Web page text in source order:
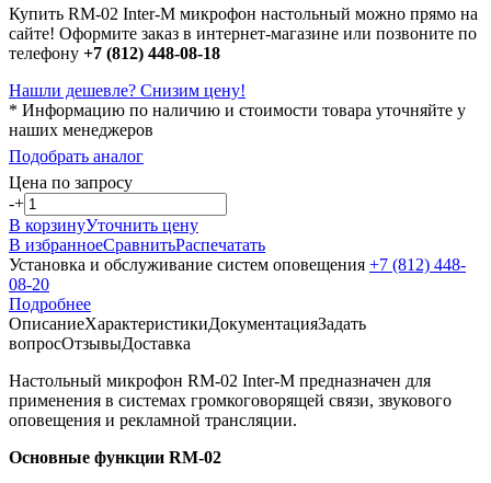
Купить RM-02 Inter-M микрофон настольный можно прямо на
сайте! Оформите заказ в интернет-магазине или позвоните по
телефону +7 (812) 448-08-18
Нашли дешевле? Снизим цену!
* Информацию по наличию и стоимости товара уточняйте у
наших менеджеров
Подобрать аналог
Цена по запросу
-+
В корзинуУточнить цену
В избранноеСравнитьРаспечатать
Установка и обслуживание систем оповещения +7 (812) 448-
08-20
Подробнее
ОписаниеХарактеристикиДокументацияЗадать
вопросОтзывыДоставка
Настольный микрофон RM-02 Inter-M предназначен для
применения в системах громкоговорящей связи, звукового
оповещения и рекламной трансляции.
Основные функции RM-02